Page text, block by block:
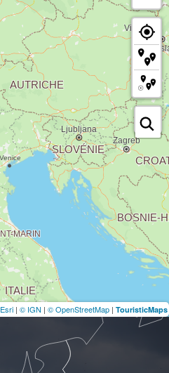
Esri | © IGN | © OpenStreetMap | TouristicMaps